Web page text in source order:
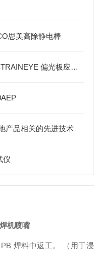
思美高除静电棒
鲁机欧（LUCEO）FULLAUTO STRAINEYE 偏光板应力检测系统
产品相关的先进技术
仪
机喷嘴
焊料中返工。 （用于浸